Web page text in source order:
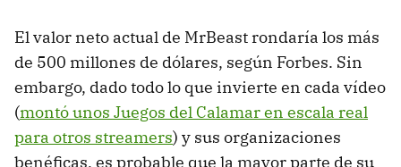
El valor neto actual de MrBeast rondaría los más
de 500 millones de dólares, según Forbes. Sin
embargo, dado todo lo que invierte en cada vídeo
(montó unos Juegos del Calamar en escala real
para otros streamers) y sus organizaciones
benéficas, es probable que la mayor parte de su